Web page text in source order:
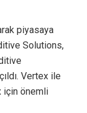
piyasaya
Solutions,
Vertex ile
için önemli